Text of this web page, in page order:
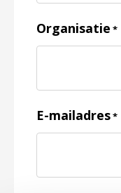
Organisatie *
E-mailadres*